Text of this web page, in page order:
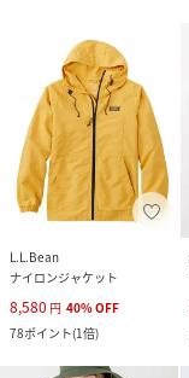
L.L.Bean
ナイロンジャケット
8,580 円 40%OFF
78ポイント(1倍)